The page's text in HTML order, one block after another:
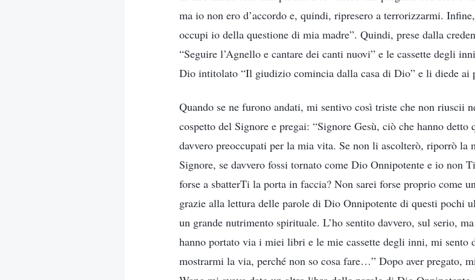
ma io non ero d’accordo e, quindi, ripresero a terrorizzarmi.
occupi io della questione di mia madre”. Quindi, prese dalla
“Seguire l’Agnello e cantare dei canti nuovi” e le cassette degli
Dio intitolato “Il giudizio comincia dalla casa di Dio” e li diede ai
Quando se ne furono andati, mi sentivo così triste che non riuscii
cospetto del Signore e pregai: “Signore Gesù, ciò che hanno detto
davvero preoccupati per la mia vita. Se non li ascolterò, riporrò la
Signore, se davvero fossi tornato come Dio Onnipotente e io non
forse a sbatterTi la porta in faccia? Non sarei forse proprio come
grazie alla lettura delle parole di Dio Onnipotente di questi pochi
un grande nutrimento spirituale. L’ho sentito davvero, sul serio,
hanno portato via i miei libri e le mie cassette degli inni, mi sento
mostrarmi la via, perché non so cosa fare…” Dopo aver pregato,